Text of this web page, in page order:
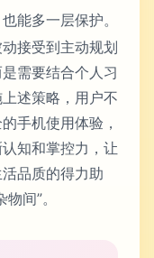
能多一层保护。
接受到主动规划
需要结合个人习
述策略，用户不
手机使用体验，
知和掌控力，让
品质的得力助
间”。